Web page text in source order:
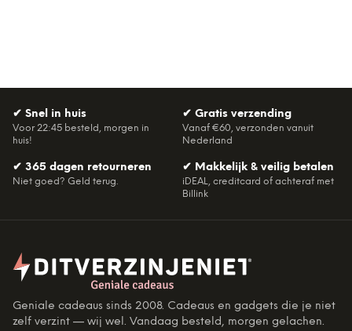
✔ Snel in huis
Voor 22:45 besteld, morgen in
huis!
✔ Gratis verzending
Vanaf €60, verzonden vanuit
Nederland
✔ 365 dagen retourneren
Niet goed? Geld terug.
✔ Makkelijk & veilig betalen
iDEAL, creditcard of achteraf met
Billink
Geniale cadeaus sinds 2008. Cadeaus en gadgets die je niet
zelf verzint — wij wel. Vandaag besteld, morgen gelachen.